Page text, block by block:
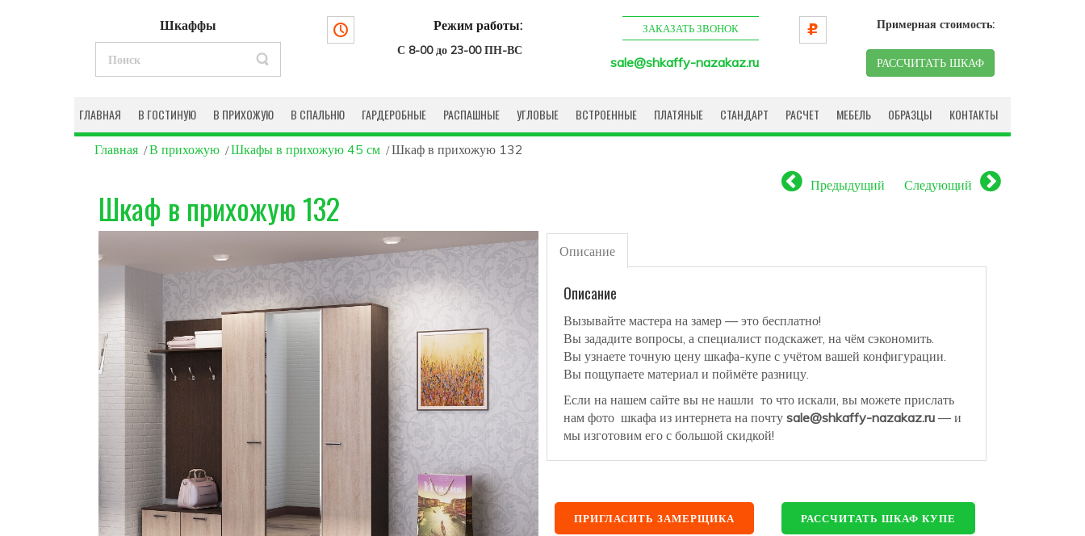
Шкаффы Режим работы:
С 8-00 до 23-00 ПН-ВС
ЗАКАЗАТЬ ЗВОНОК
sale@shkaffy-nazakaz.ru
Примерная стоимость:
РАССЧИТАТЬ ШКАФ
ГЛАВНАЯ В ГОСТИНУЮ В ПРИХОЖУЮ В СПАЛЬНЮ ГАРДЕРОБНЫЕ РАСПАШНЫЕ УГЛОВЫЕ ВСТРОЕННЫЕ ПЛАТЯНЫЕ СТАНДАРТ РАСЧЕТ МЕБЕЛЬ ОБРАЗЦЫ КОНТАКТЫ
Главная В прихожую Шкафы в прихожую 45 см Шкаф в прихожую 132
Предыдущий Следующий
Шкаф в прихожую 132
Описание
Описание
Вызывайте мастера на замер — это бесплатно!
Вы зададите вопросы, а специалист подскажет, на чём сэкономить.
Вы узнаете точную цену шкафа-купе с учётом вашей конфигурации.
Вы пощупаете материал и поймёте разницу.
Если на нашем сайте вы не нашли то что искали, вы можете прислать
нам фото шкафа из интернета на почту sale@shkaffy-nazakaz.ru — и
мы изготовим его с большой скидкой!
ПРИГЛАСИТЬ ЗАМЕРЩИКА РАССЧИТАТЬ ШКАФ КУПЕ